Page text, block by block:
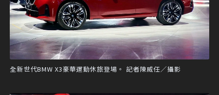
全新世代BMW X3豪華運動休旅登場。 記者陳威任／攝影